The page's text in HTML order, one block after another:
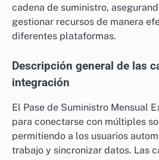
cadena de suministro,
gestionar recursos de manera
diferentes plataformas.
Descripción general de las
integración
El Pase de Suministro Mensual
para conectarse con múltiples
permitiendo a los usuarios
trabajo y sincronizar datos. Las